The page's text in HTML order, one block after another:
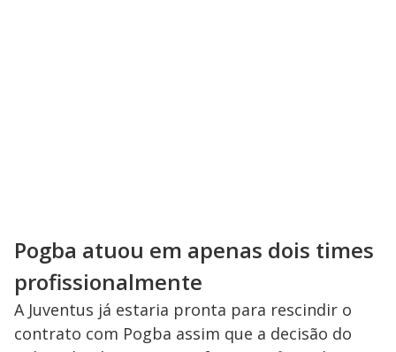
Pogba atuou em apenas dois times
profissionalmente
A Juventus já estaria pronta para rescindir o
contrato com Pogba assim que a decisão do